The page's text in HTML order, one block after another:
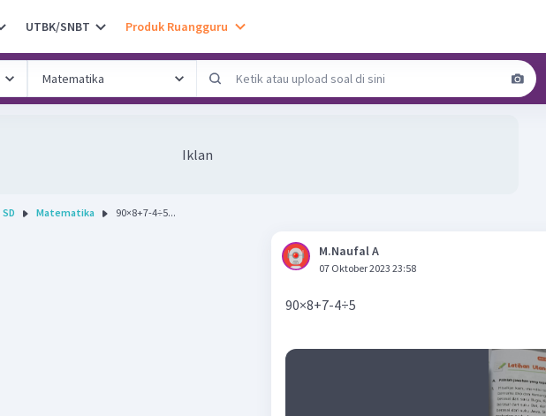
UTBK/SNBT Produk Ruangguru
Iklan
SD Matematika 90×8+7-4÷5...
M.Naufal A
07 Oktober 2023 23:58
90×8+7-4÷5